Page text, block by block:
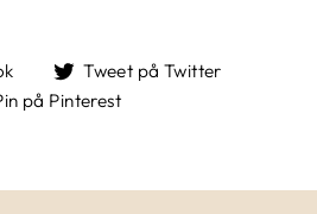
Del
på
Tweet på Twitter
på Pinterest